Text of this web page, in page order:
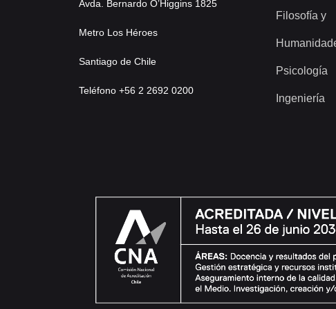
Avda. Bernardo O’Higgins 1825
Metro Los Héroes
Santiago de Chile
Teléfono +56 2 2692 0200
Filosofía y
Psicología
Ingeniería